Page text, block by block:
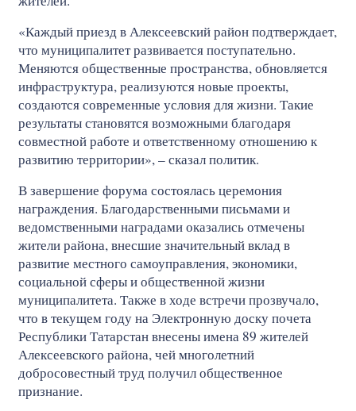
«Каждый приезд в Алексеевский район подтверждает,
что муниципалитет развивается поступательно.
Меняются общественные пространства, обновляется
инфраструктура, реализуются новые проекты,
создаются современные условия для жизни. Такие
результаты становятся возможными благодаря
совместной работе и ответственному отношению к
развитию территории», – сказал политик.
В завершение форума состоялась церемония
награждения. Благодарственными письмами и
ведомственными наградами оказались отмечены
жители района, внесшие значительный вклад в
развитие местного самоуправления, экономики,
социальной сферы и общественной жизни
муниципалитета. Также в ходе встречи прозвучало,
что в текущем году на Электронную доску почета
Республики Татарстан внесены имена 89 жителей
Алексеевского района, чей многолетний
добросовестный труд получил общественное
признание.